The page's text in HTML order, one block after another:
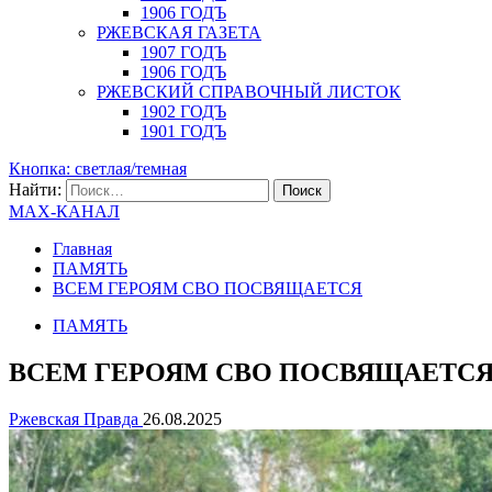
1906 ГОДЪ
РЖЕВСКАЯ ГАЗЕТА
1907 ГОДЪ
1906 ГОДЪ
РЖЕВСКИЙ СПРАВОЧНЫЙ ЛИСТОК
1902 ГОДЪ
1901 ГОДЪ
Кнопка: светлая/темная
Найти:
MAX-КАНАЛ
Главная
ПАМЯТЬ
ВСЕМ ГЕРОЯМ СВО ПОСВЯЩАЕТСЯ
ПАМЯТЬ
ВСЕМ ГЕРОЯМ СВО
Ржевская Правда 26.08.2025